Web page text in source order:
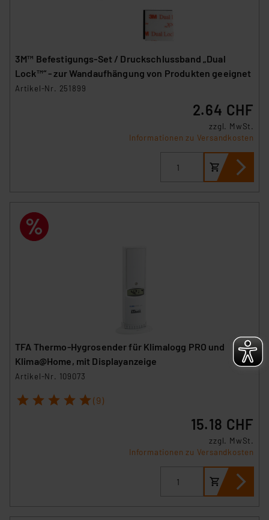
3M™ Befestigungs-Set / Druckschlussband „Dual
Lock™“ - zur Wandaufhängung von Produkten geeignet
Artikel-Nr. 251899
2.64 CHF
zzgl. MwSt.
Informationen zu Versandkosten
TFA Thermo-Hygrosender für Klimalogg PRO und
Klima@Home, mit Displayanzeige
Artikel-Nr. 109073
1 2 3 4 5 (9)
15.18 CHF
zzgl. MwSt.
Informationen zu Versandkosten